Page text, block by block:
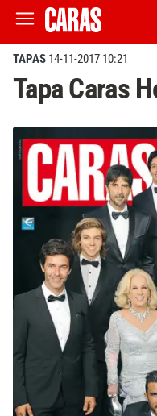
TAPAS 14-11-2017 10:21
Tapa Caras